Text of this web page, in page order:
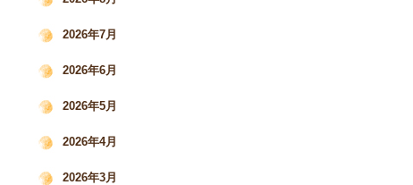
2026年7月
2026年6月
2026年5月
2026年4月
2026年3月